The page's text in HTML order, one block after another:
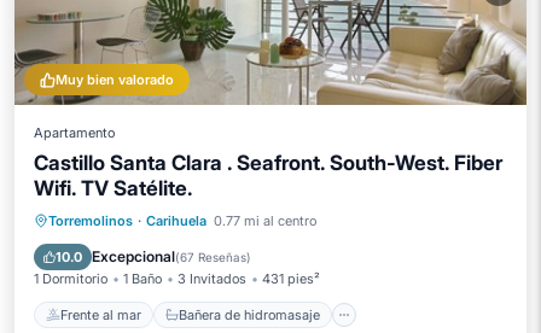
Muy bien valorado
Apartamento
Castillo Santa Clara . Seafront. South-West. Fiber
Wifi. TV Satélite.
Torremolinos · Carihuela 0.77 mi al centro
10.0 Excepcional(67 Reseñas)
1 Dormitorio 1 Baño 3 Invitados 431 pies²
Frente al mar Bañera de hidromasaje
Frente al mar
Bañera de hidromasaje
Aparcamiento